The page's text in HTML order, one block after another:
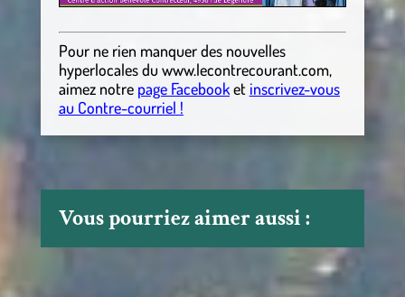
Pour ne rien manquer des nouvelles
hyperlocalesdu www.lecontrecourant.com,
aimez notre page Facebooket inscrivez-vous
au Contre-courriel !
Vous pourriez aimer aussi :